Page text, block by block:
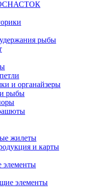
рыбы
и органайзеры
рыбы
жилеты
и карты
элементы